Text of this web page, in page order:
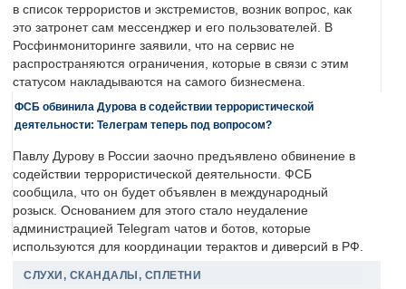
в список террористов и экстремистов, возник вопрос, как
это затронет сам мессенджер и его пользователей. В
Росфинмониторинге заявили, что на сервис не
распространяются ограничения, которые в связи с этим
статусом накладываются на самого бизнесмена.
ФСБ обвинила Дурова в содействии террористической
деятельности: Телеграм теперь под вопросом?
Павлу Дурову в России заочно предъявлено обвинение в
содействии террористической деятельности. ФСБ
сообщила, что он будет объявлен в международный
розыск. Основанием для этого стало неудаление
администрацией Telegram чатов и ботов, которые
используются для координации терактов и диверсий в РФ.
СЛУХИ, СКАНДАЛЫ, СПЛЕТНИ